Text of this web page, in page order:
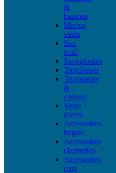
&
bassons
Micros
vents
Sax
midi
Saxophones
Trombones
Trompettes
&
cornets
Vents
divers
Accessoires
bugles
Accessoires
clarinettes
Accessoires
cors